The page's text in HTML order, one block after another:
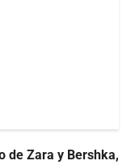
de Zara y Bershka,